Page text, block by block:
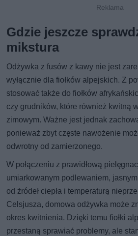
Gdzie jeszcze
mikstura
Odżywka z fusów z kawy nie jest
wyłącznie dla fiołków alpejskich. Z
stosować także do fiołków
czy grudników, które również kwitną
zimowym. Ważne jest jednak
ponieważ zbyt częste nawożenie
odwrotny od zamierzonego.
W połączeniu z prawidłową
umiarkowanym podlewaniem,
od źródeł ciepła i temperaturą
Celsjusza, domowa odżywka może
okres kwitnienia. Dzięki temu fiołki
przestaną sprawiać problemy, ale